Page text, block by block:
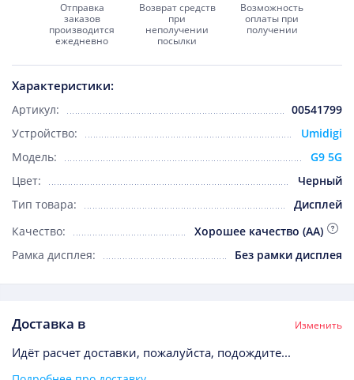
Характеристики:
Артикул:
00541799
Устройство:
Umidigi
Модель:
G9 5G
Цвет:
Черный
Тип товара:
Дисплей
Качество:
Хорошее качество (AA)
Рамка дисплея:
Без рамки дисплея
Доставка в Изменить
Идёт расчет доставки, пожалуйста, подождите...
Отправка
заказов
производится
ежедневно
Возврат средств
при
неполучении
посылки
Возможность
оплаты при
получении